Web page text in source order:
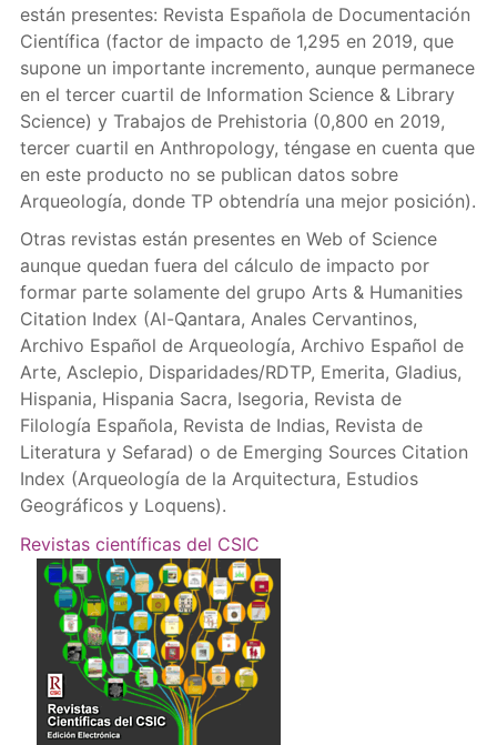
están presentes: Revista Española de Documentación
Científica (factor de impacto de 1,295 en 2019, que
supone un importante incremento, aunque permanece
en el tercer cuartil de Information Science & Library
Science) y Trabajos de Prehistoria (0,800 en 2019,
tercer cuartil en Anthropology, téngase en cuenta que
en este producto no se publican datos sobre
Arqueología, donde TP obtendría una mejor posición).
Otras revistas están presentes en Web of Science
aunque quedan fuera del cálculo de impacto por
formar parte solamente del grupo Arts & Humanities
Citation Index (Al-Qantara, Anales Cervantinos,
Archivo Español de Arqueología, Archivo Español de
Arte, Asclepio, Disparidades/RDTP, Emerita, Gladius,
Hispania, Hispania Sacra, Isegoria, Revista de
Filología Española, Revista de Indias, Revista de
Literatura y Sefarad) o de Emerging Sources Citation
Index (Arqueología de la Arquitectura, Estudios
Geográficos y Loquens).
Revistas científicas del CSIC